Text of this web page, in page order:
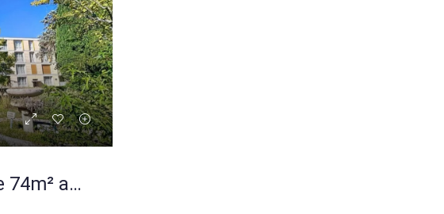
Appartement 4 pièces de 74m² avec terrasse à Marignane